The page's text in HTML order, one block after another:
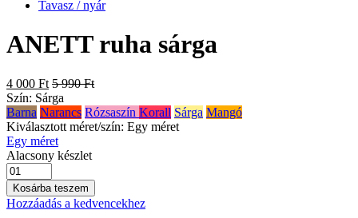
Tavasz / nyár
ANETT ruha sárga
4 000 Ft 5 990 Ft
Szín: Sárga
Barna Narancs Rózsaszín Korall Sárga Mangó
Kiválasztott méret/szín: Egy méret
Egy méret
Alacsony készlet
Kosárba teszem
Hozzáadás a kedvencekhez